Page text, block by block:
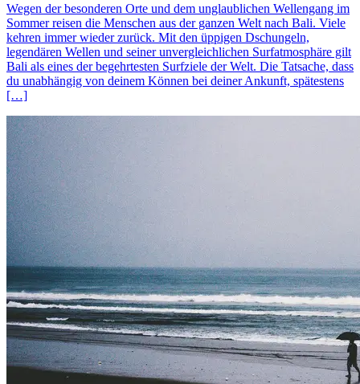
Wegen der besonderen Orte und dem unglaublichen Wellengang im
Sommer reisen die Menschen aus der ganzen Welt nach Bali. Viele
kehren immer wieder zurück. Mit den üppigen Dschungeln,
legendären Wellen und seiner unvergleichlichen Surfatmosphäre gilt
Bali als eines der begehrtesten Surfziele der Welt. Die Tatsache, dass
du unabhängig von deinem Können bei deiner Ankunft, spätestens
[…]